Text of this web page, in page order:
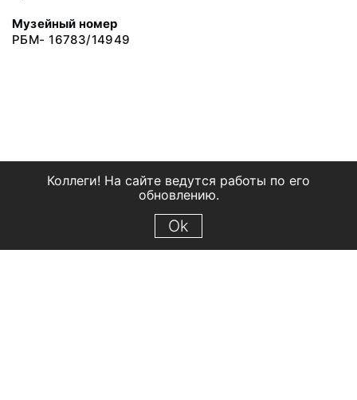
Музейный номер
РБМ- 16783/14949
Коллеги! На сайте ведутся работы по его
обновлению.
Ok